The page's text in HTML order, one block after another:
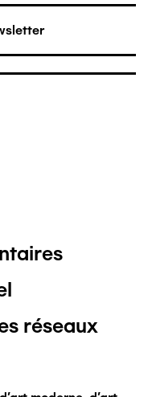
réseaux